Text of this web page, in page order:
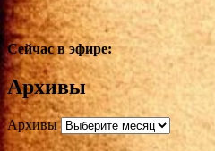
Сейчас в эфире:
Архивы
Архивы